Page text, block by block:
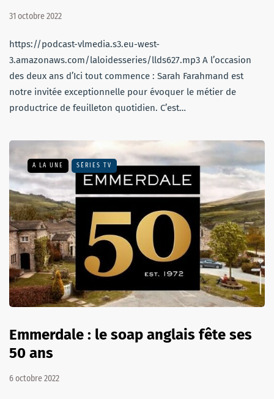
31 octobre 2022
https://podcast-vlmedia.s3.eu-west-
3.amazonaws.com/laloidesseries/llds627.mp3 A l’occasion
des deux ans d’Ici tout commence : Sarah Farahmand est
notre invitée exceptionnelle pour évoquer le métier de
productrice de feuilleton quotidien. C’est…
A LA UNE SÉRIES TV
Emmerdale : le soap anglais fête ses
50 ans
6 octobre 2022